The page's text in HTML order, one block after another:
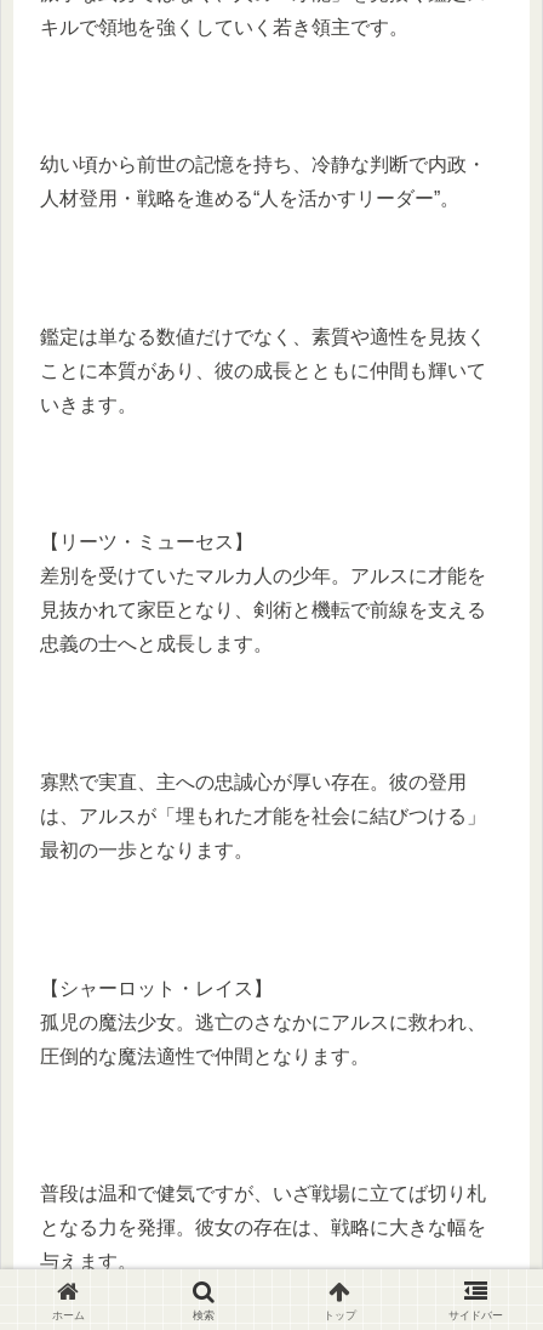
キルで領地を強くしていく若き領主です。
幼い頃から前世の記憶を持ち、冷静な判断で内政・
人材登用・戦略を進める“人を活かすリーダー”。
鑑定は単なる数値だけでなく、素質や適性を見抜く
ことに本質があり、彼の成長とともに仲間も輝いて
いきます。
【リーツ・ミューセス】
差別を受けていたマルカ人の少年。アルスに才能を
見抜かれて家臣となり、剣術と機転で前線を支える
忠義の士へと成長します。
寡黙で実直、主への忠誠心が厚い存在。彼の登用
は、アルスが「埋もれた才能を社会に結びつける」
最初の一歩となります。
【シャーロット・レイス】
孤児の魔法少女。逃亡のさなかにアルスに救われ、
圧倒的な魔法適性で仲間となります。
普段は温和で健気ですが、いざ戦場に立てば切り札
となる力を発揮。彼女の存在は、戦略に大きな幅を
与えます。
ホーム 検索 トップ サイドバー